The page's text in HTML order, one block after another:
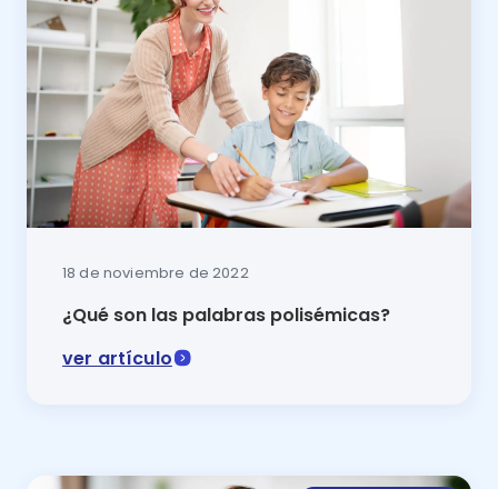
18 de noviembre de 2022
¿Qué son las palabras polisémicas?
ver artículo